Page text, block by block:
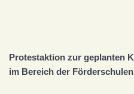
Protestaktion zur geplanten
im Bereich der